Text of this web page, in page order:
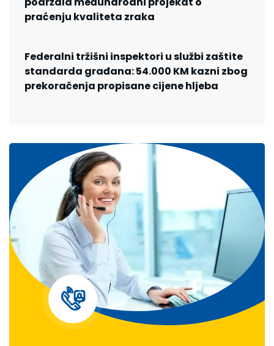
praćenju kvaliteta zraka
Federalni tržišni inspektori u službi zaštite
standarda građana: 54.000 KM kazni zbog
prekoračenja propisane cijene hljeba